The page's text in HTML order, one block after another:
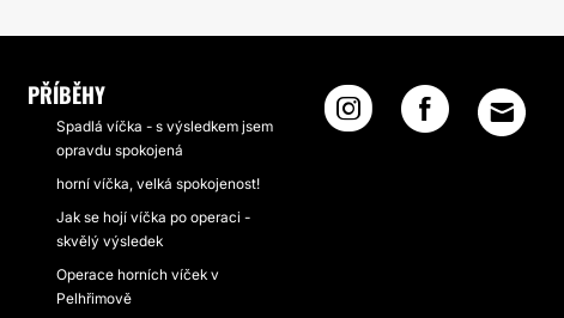
PŘÍBĚHY
Spadlá víčka - s výsledkem jsem
opravdu spokojená
horní víčka, velká spokojenost!
Jak se hojí víčka po operaci -
skvělý výsledek
Operace horních víček v
Pelhřimově